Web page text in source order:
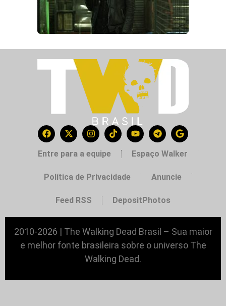
Entre para a equipe Espaço Walker
Política de Privacidade Anuncie
Feed RSS DepositPhotos
2010-2026 | The Walking Dead Brasil – Sua maior
e melhor fonte brasileira sobre o universo The
Walking Dead.